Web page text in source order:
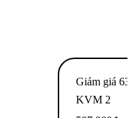
Giảm giá
KVM 2